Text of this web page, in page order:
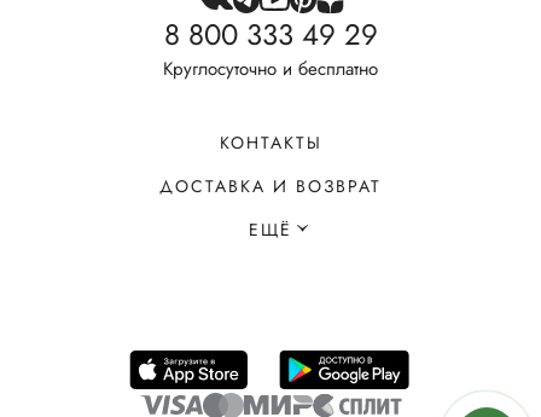
8 800 333 49 29
Круглосуточно и бесплатно
КОНТАКТЫ
ДОСТАВКА И ВОЗВРАТ
ЕЩЁ